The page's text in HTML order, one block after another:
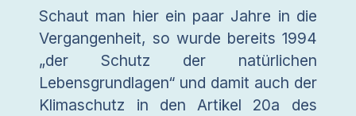
Schaut man hier ein paar Jahre in die
Vergangenheit, so wurde bereits 1994
„der Schutz der natürlichen
Lebensgrundlagen“ und damit auch der
Klimaschutz in den Artikel 20a des